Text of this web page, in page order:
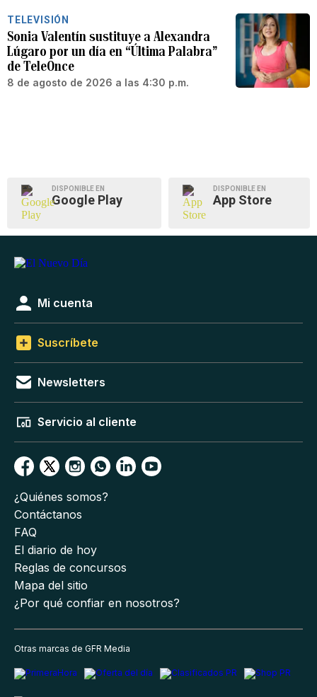
TELEVISIÓN
Sonia Valentín sustituye a Alexandra
Lúgaro por un día en “Última Palabra”
de TeleOnce
8 de agosto de 2026 a las 4:30 p.m.
DISPONIBLE EN
Google Play
DISPONIBLE EN
App Store
Mi cuenta
Suscríbete
Newsletters
Servicio al cliente
¿Quiénes somos?
Contáctanos
FAQ
El diario de hoy
Reglas de concursos
Mapa del sitio
¿Por qué confiar en nosotros?
Otras marcas de GFR Media